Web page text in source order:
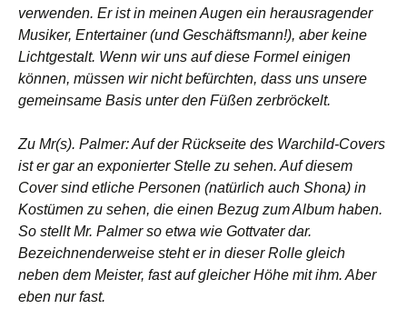
verwenden. Er ist in meinen Augen ein herausragender
Musiker, Entertainer (und Geschäftsmann!), aber keine
Lichtgestalt. Wenn wir uns auf diese Formel einigen
können, müssen wir nicht befürchten, dass uns unsere
gemeinsame Basis unter den Füßen zerbröckelt.
Zu Mr(s). Palmer: Auf der Rückseite des Warchild-Covers
ist er gar an exponierter Stelle zu sehen. Auf diesem
Cover sind etliche Personen (natürlich auch Shona) in
Kostümen zu sehen, die einen Bezug zum Album haben.
So stellt Mr. Palmer so etwa wie Gottvater dar.
Bezeichnenderweise steht er in dieser Rolle gleich
neben dem Meister, fast auf gleicher Höhe mit ihm. Aber
eben nur fast.